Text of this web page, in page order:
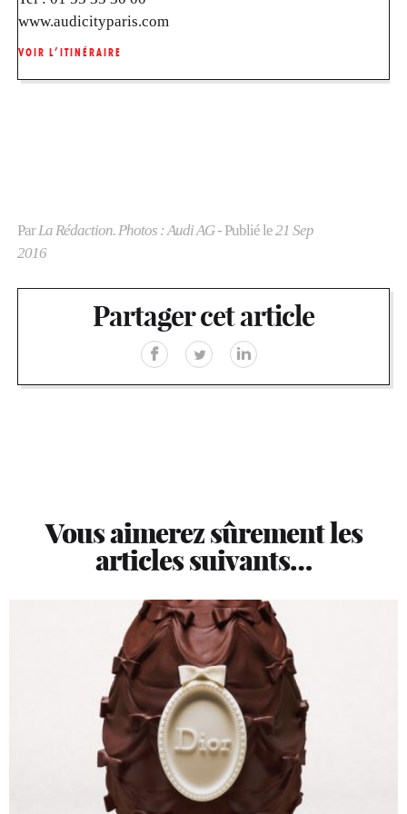
www.audicityparis.com
VOIR L’ITINÉRAIRE
ParLa Rédaction. Photos : Audi AG- Publié le21 Sep
2016
Partager cet article
Vous aimerez sûrement les
articles suivants…